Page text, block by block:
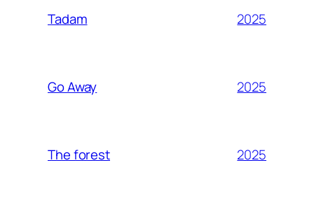
Tadam 2025
Go Away 2025
The forest 2025